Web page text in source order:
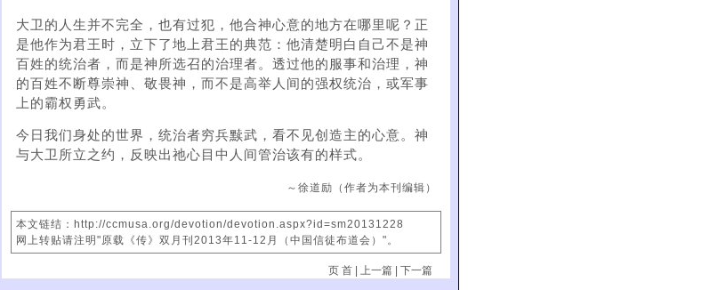
大卫的人生并不完全，也有过犯，他合神心意的地方在哪里呢？正
是他作为君王时，立下了地上君王的典范：他清楚明白自己不是神
百姓的统治者，而是神所选召的治理者。透过他的服事和治理，神
的百姓不断尊崇神、敬畏神，而不是高举人间的强权统治，或军事
上的霸权勇武。
今日我们身处的世界，统治者穷兵黩武，看不见创造主的心意。神
与大卫所立之约，反映出祂心目中人间管治该有的样式。
～徐道励（作者为本刊编辑）
本文链结：http://ccmusa.org/devotion/devotion.aspx?id=sm20131228
网上转贴请注明"原载《传》双月刊2013年11-12月（中国信徒布道会）"。
页 首 |上一篇 |下一篇